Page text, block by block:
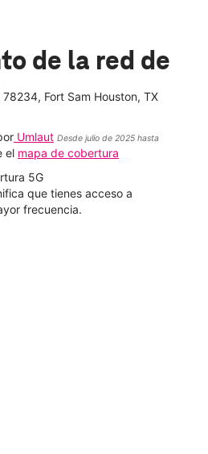
de la red de
78234, Fort Sam Houston, TX
Umlaut Desde julio de 2025 hasta
el mapa de cobertura
5G
que tienes acceso a
frecuencia.